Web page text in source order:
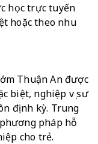
học trực tuyến
hoặc theo nhu
Thuận An được
biệt, nghiệp vụ sư
định kỳ. Trung
pháp hỗ
cho trẻ.